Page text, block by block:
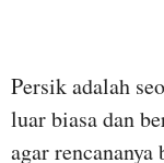
Persik adalah
luar biasa dan
agar rencananya